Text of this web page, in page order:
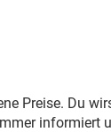
Preise. Du
informiert